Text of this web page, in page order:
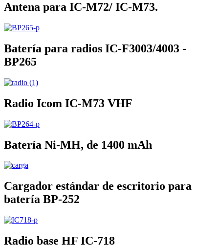
Antena para IC-M72/ IC-M73.
Batería para radios IC-F3003/4003 -
BP265
Radio Icom IC-M73 VHF
Batería Ni-MH, de 1400 mAh
Cargador estándar de escritorio para
batería BP-252
Radio base HF IC-718